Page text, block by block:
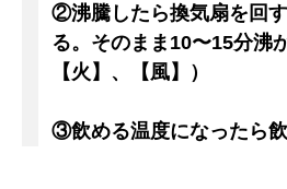
②沸騰したら換気扇を回
る。そのまま10〜15分沸
【火】、【風】）
③飲める温度になったら飲